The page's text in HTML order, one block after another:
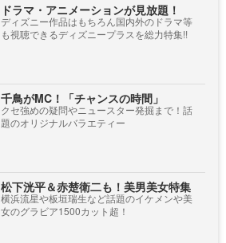
ドラマ・アニメーションが見放題！
ディズニー作品はもちろん国内外のドラマ等
も視聴できるディズニープラスを総力特集!!
千鳥がMC！「チャンスの時間」
クセ強めの疑問やニュースター発掘まで！話
題のオリジナルバラエティー
松下洸平＆赤楚衛二も！美男美女特集
横浜流星や板垣瑞生など話題のイケメンや美
女のグラビア1500カット超！